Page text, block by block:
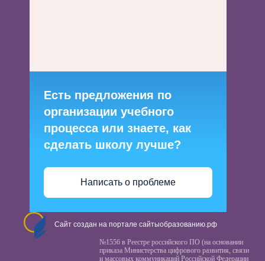
Есть предложения по
организации учебного
процесса или знаете, как
сделать школу лучше?
Написать о проблеме
Сайт создан на портале сайтыобразованию.рф
№1556 в Реестре российского ПО (на основании
приказа Министерства цифрового развития, связи
и массовых коммуникаций Российской Федерации